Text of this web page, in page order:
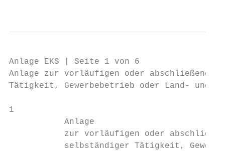
Anlage EKS | Seite 1 von 6
Anlage zur vorläufigen oder abschließenden
Tätigkeit, Gewerbebetrieb oder Land- und
1
           Anlage
zur vorläufigen oder
selbständiger Tätigkeit,